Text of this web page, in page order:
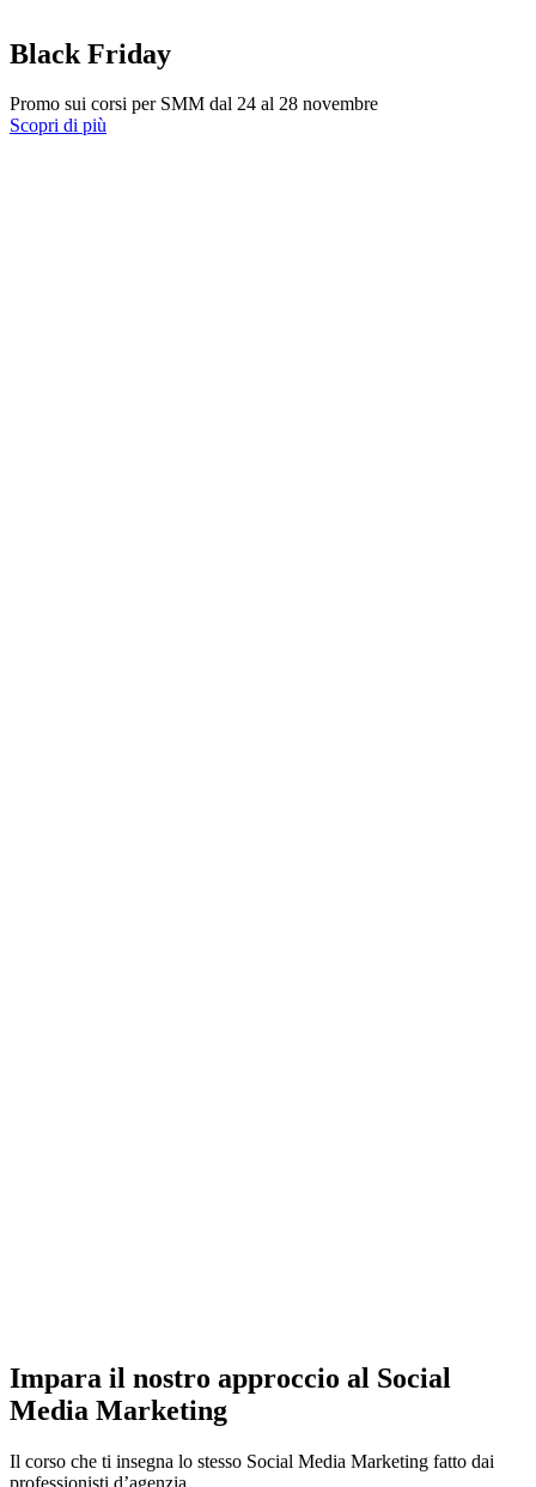
Black Friday
Promo sui corsi per SMM dal 24 al 28 novembre
Scopri di più
Impara il nostro approccio al Social
Media Marketing
Il corso che ti insegna lo stesso Social Media Marketing fatto dai